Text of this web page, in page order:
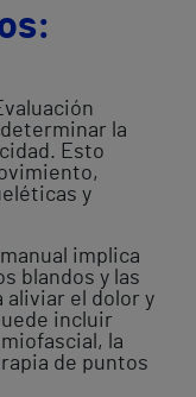
la
Esto
y
implica
blandos y las
aliviar el dolor y
incluir
la
de puntos